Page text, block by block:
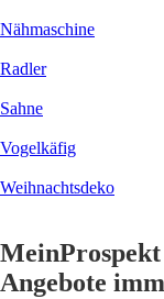
Nähmaschine
Radler
Sahne
Vogelkäfig
Weihnachtsdeko
Angebote